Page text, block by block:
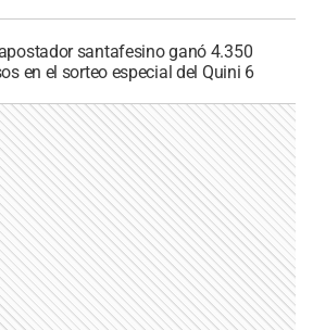
santafesino ganó 4.350
en el sorteo especial del Quini 6